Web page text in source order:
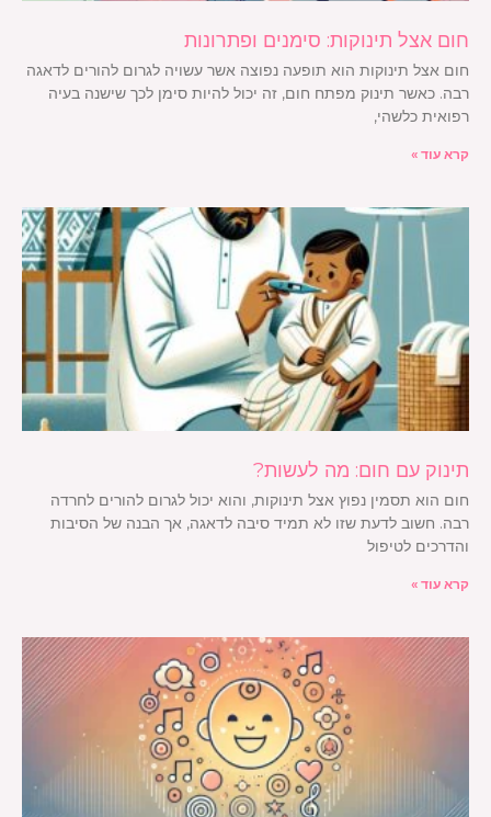
חום אצל תינוקות: סימנים ופתרונות
חום אצל תינוקות הוא תופעה נפוצה אשר עשויה לגרום להורים לדאגה
רבה. כאשר תינוק מפתח חום, זה יכול להיות סימן לכך שישנה בעיה
רפואית כלשהי,
קרא עוד »
תינוק עם חום: מה לעשות?
חום הוא תסמין נפוץ אצל תינוקות, והוא יכול לגרום להורים לחרדה
רבה. חשוב לדעת שזו לא תמיד סיבה לדאגה, אך הבנה של הסיבות
והדרכים לטיפול
קרא עוד »